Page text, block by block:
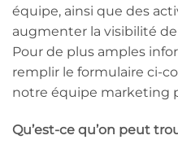
équipe, ainsi que des
augmenter la visibilité
Pour de plus amples
remplir le formulaire ci-
notre équipe marketing
Qu’est-ce qu’on peut